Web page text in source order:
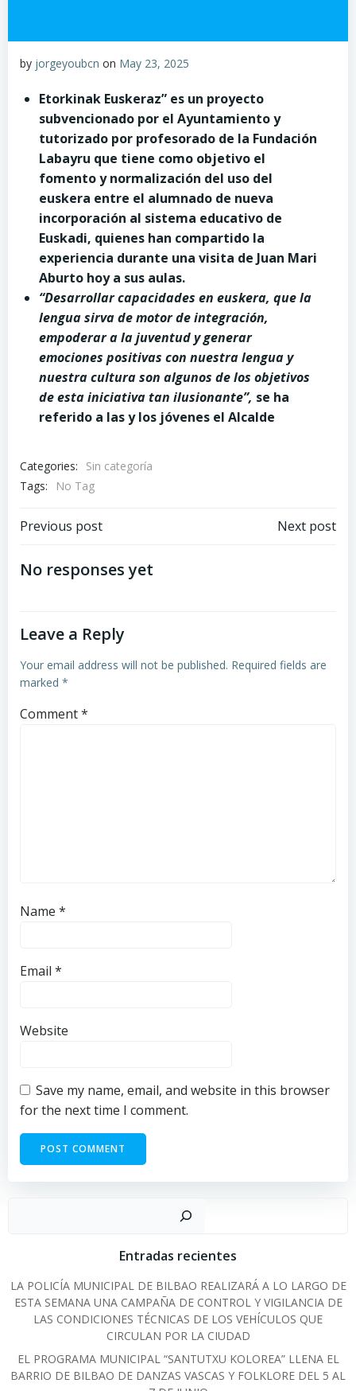
by jorgeyoubcn on May 23, 2025
Etorkinak Euskeraz” es un proyecto
subvencionado por el Ayuntamiento y
tutorizado por profesorado de la Fundación
Labayru que tiene como objetivo el
fomento y normalización del uso del
euskera entre el alumnado de nueva
incorporación al sistema educativo de
Euskadi, quienes han compartido la
experiencia durante una visita de Juan Mari
Aburto hoy a sus aulas.
“Desarrollar capacidades en euskera, que la
lengua sirva de motor de integración,
empoderar a la juventud y generar
emociones positivas con nuestra lengua y
nuestra cultura son algunos de los objetivos
de esta iniciativa tan ilusionante”, se ha
referido a las y los jóvenes el Alcalde
Categories:
Sin categoría
Tags:
No Tag
Post
navigation
Previous post Next post
No responses yet
Leave a Reply
Your email address will not be published. Required fields are
marked *
Comment*
Name *
Email *
Website
Save my name, email, and website in this browser
for the next time I comment.
Entradas recientes
LA POLICÍA MUNICIPAL DE BILBAO REALIZARÁ A LO LARGO DE
ESTA SEMANA UNA CAMPAÑA DE CONTROL Y VIGILANCIA DE
LAS CONDICIONES TÉCNICAS DE LOS VEHÍCULOS QUE
CIRCULAN POR LA CIUDAD
EL PROGRAMA MUNICIPAL “SANTUTXU KOLOREA” LLENA EL
BARRIO DE BILBAO DE DANZAS VASCAS Y FOLKLORE DEL 5 AL